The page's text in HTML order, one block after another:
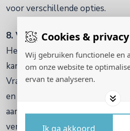
Cookies & privacy
Wij gebruiken functionele en
om onze website te
ervan te analyseren.
Ik ga akkoord
voor verschillende opties.
8. Vraag je coach om hulp
Heb je een coach gevonden die
kan je helpen bij het overtuigen
Vraag hem/haar om hulp bij
en argumenten. Ook is het
aanwezig is bij het gesprek met
verzoek extra kracht bij zetten.